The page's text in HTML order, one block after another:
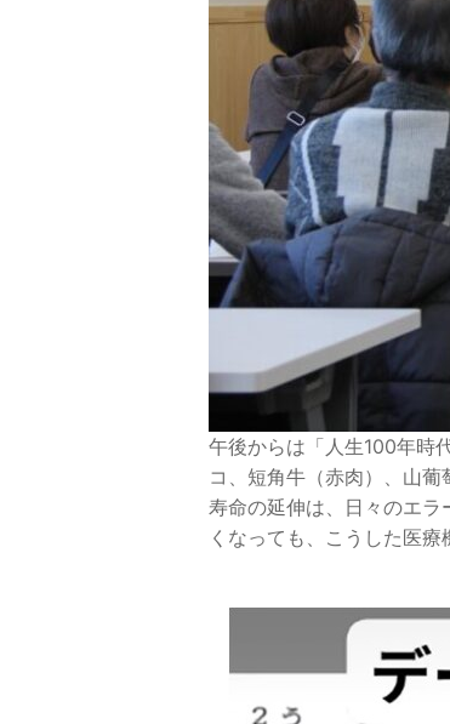
午後からは「人生100年時
コ、短角牛（赤肉）、山
寿命の延伸は、日々のエ
くなっても、こうした医